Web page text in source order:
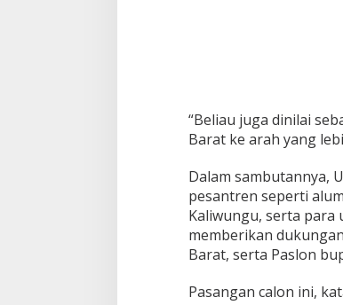
“Beliau juga dinilai
Barat ke arah yang
Dalam sambutannya,
pesantren seperti
Kaliwungu, serta
memberikan
Barat, serta Paslon
Pasangan calon ini,